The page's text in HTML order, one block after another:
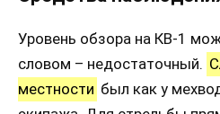
Уровень обзора на КВ-1
словом – недостаточный.
местности был как у